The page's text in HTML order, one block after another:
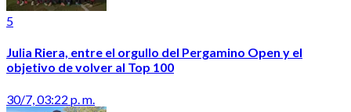
5
Julia Riera, entre el orgullo del Pergamino Open y el
objetivo de volver al Top 100
30/7, 03:22 p. m.